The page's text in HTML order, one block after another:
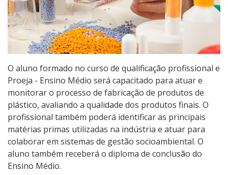
Educação de Jovens e Adultos
Transferências e retornos
PartiuIF
Parcerias
Processo de Inscrição
Resultados
O aluno formado no curso de qualificação profissional e
Proeja - Ensino Médio será capacitado para atuar e
monitorar o processo de fabricação de produtos de
plástico, avaliando a qualidade dos produtos finais. O
profissional também poderá identificar as principais
matérias primas utilizadas na indústria e atuar para
colaborar em sistemas de gestão socioambiental. O
aluno também receberá o diploma de conclusão do
Ensino Médio.